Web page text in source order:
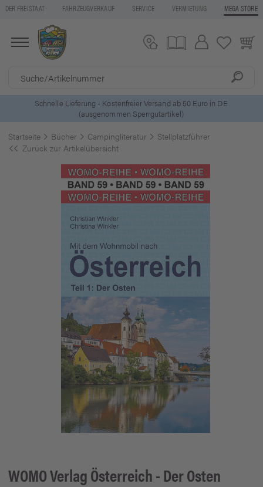
DER FREISTAAT FAHRZEUGVERKAUF SERVICE VERMIETUNG MEGA STORE
5 Euro Gutschein* beiNewsletter-Anmeldung
Startseite Bücher Campingliteratur
Stellplatzführer
Zurück zur Artikelübersicht
WOMO VerlagÖsterreich - Der Osten